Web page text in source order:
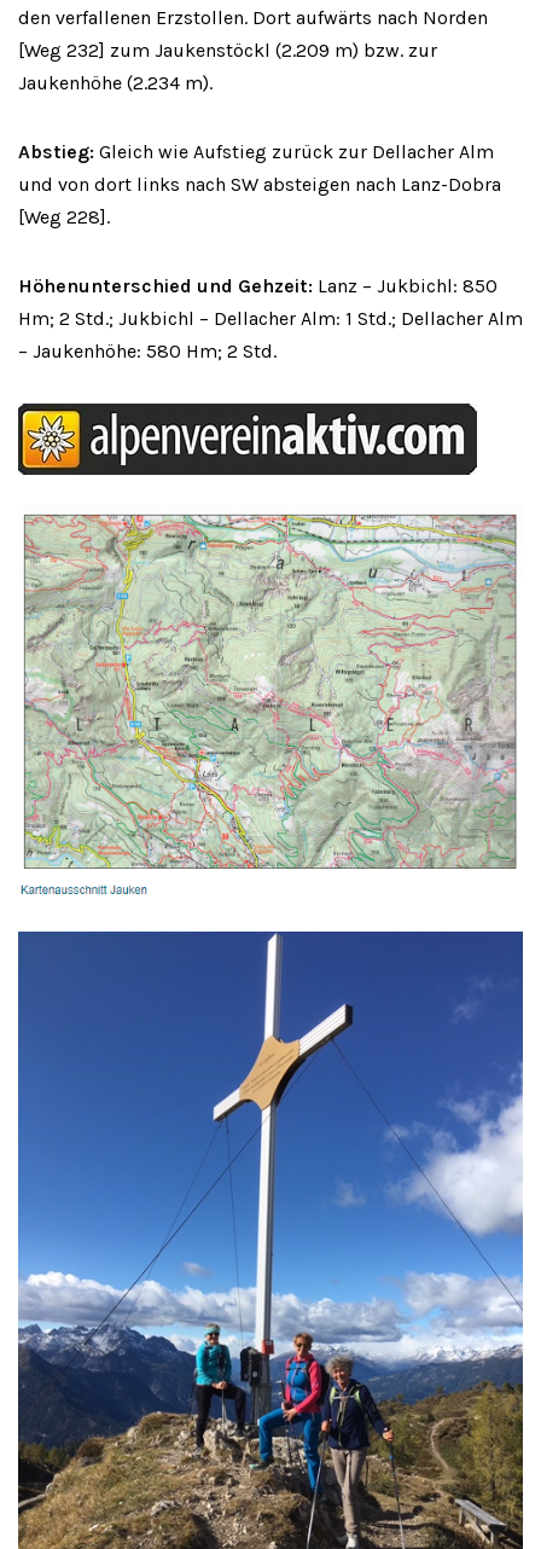
den verfallenen Erzstollen. Dort aufwärts nach Norden
[Weg 232] zum Jaukenstöckl (2.209 m) bzw. zur
Jaukenhöhe (2.234 m).
Abstieg: Gleich wie Aufstieg zurück zur Dellacher Alm
und von dort links nach SW absteigen nach Lanz-Dobra
[Weg 228].
Höhenunterschied und Gehzeit: Lanz – Jukbichl: 850
Hm; 2 Std.; Jukbichl – Dellacher Alm: 1 Std.; Dellacher Alm
– Jaukenhöhe: 580 Hm; 2 Std.